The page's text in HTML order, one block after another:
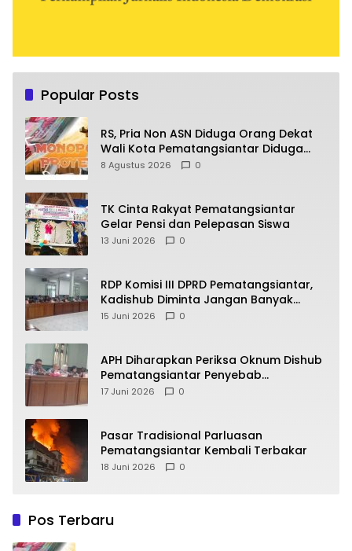
Popular Posts
RS, Pria Non ASN Diduga Orang Dekat
Wali Kota Pematangsiantar Diduga
Bagi Bagi Proyek ke Kontraktor
8 Agustus 2026 0
TK Cinta Rakyat Pematangsiantar
Gelar Pensi dan Pelepasan Siswa
13 Juni 2026 0
RDP Komisi III DPRD Pematangsiantar,
Kadishub Diminta Jangan Banyak
Alasan
15 Juni 2026 0
APH Diharapkan Periksa Oknum Dishub
Pematangsiantar Penyebab
Kebocoran PAD Retribusi Parkir
17 Juni 2026 0
Pasar Tradisional Parluasan
Pematangsiantar Kembali Terbakar
18 Juni 2026 0
Pos Terbaru